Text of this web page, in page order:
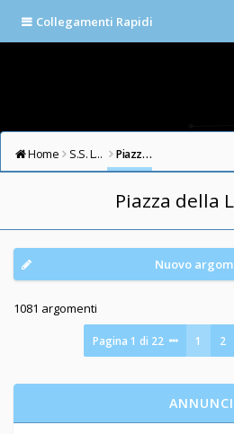
Collegamenti Rapidi
Home S.S. LAZIO FORUM Piazza della Libertà
Piazza della
Nuovo
1081 argomenti
Pagina1 di 22 1 2
ANNUNCI